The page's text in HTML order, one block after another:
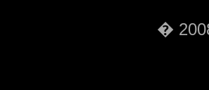
�